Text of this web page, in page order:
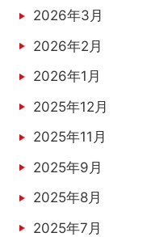
2026年3月
2026年2月
2026年1月
2025年12月
2025年11月
2025年9月
2025年8月
2025年7月